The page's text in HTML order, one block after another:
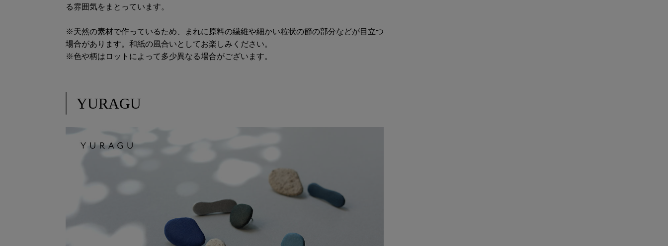
る雰囲気をまとっています。
※天然の素材で作っているため、まれに原料の繊維や細かい粒状の節の部分などが目立つ
場合があります。和紙の風合いとしてお楽しみください。
※色や柄はロットによって多少異なる場合がございます。
YURAGU